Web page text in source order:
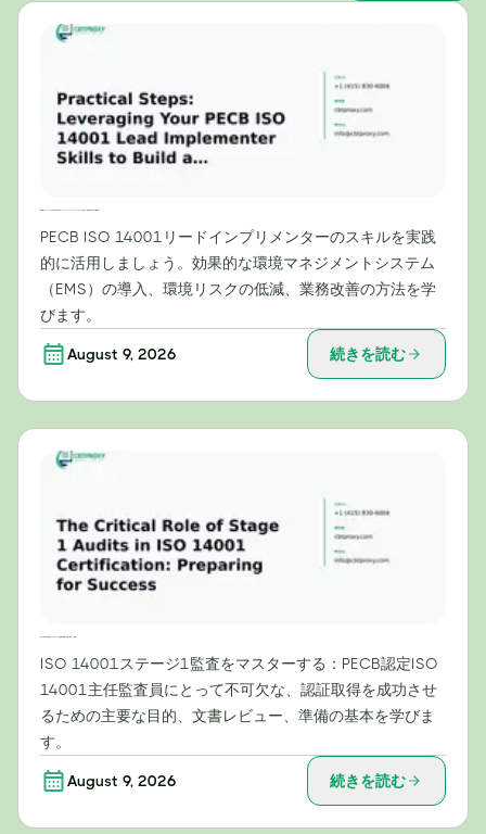
PECB ISO 14001リードインプリメンターのスキルを実践
的に活用しましょう。効果的な環境マネジメントシステム
（EMS）の導入、環境リスクの低減、業務改善の方法を学
びます。
August 9, 2026 続きを読む
ISO 14001ステージ1監査をマスターする：PECB認定ISO
14001主任監査員にとって不可欠な、認証取得を成功させ
るための主要な目的、文書レビュー、準備の基本を学びま
す。
August 9, 2026 続きを読む